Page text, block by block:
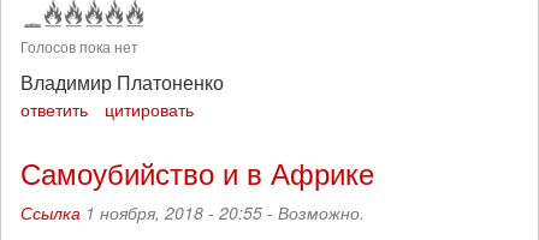
Голосов пока нет
Владимир Платоненко
ответить цитировать
Самоубийство и в Африке
Ссылка 1 ноября, 2018 - 20:55 - Возможно.